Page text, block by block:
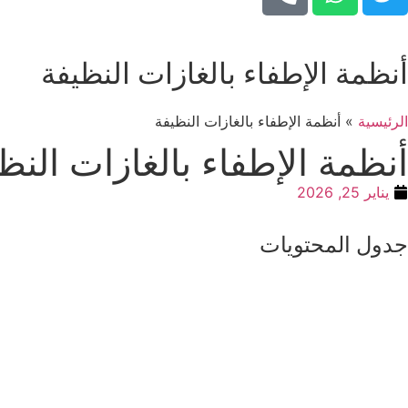
أنظمة الإطفاء بالغازات النظيفة
الرئيسية » أنظمة الإطفاء بالغازات النظيفة
أنظمة الإطفاء بالغازات
يناير 25, 2026
جدول المحتويات